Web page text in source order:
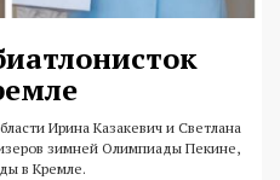
Ирина Казакевич и Светлана
зимней Олимпиады Пекине,
в Кремле.